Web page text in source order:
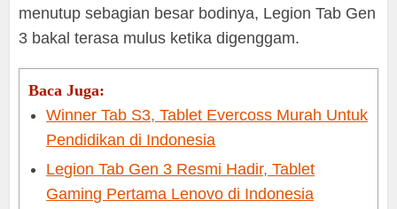
menutup sebagian besar bodinya, Legion Tab Gen
3 bakal terasa mulus ketika digenggam.
Baca Juga:
Winner Tab S3, Tablet Evercoss Murah Untuk
Pendidikan di Indonesia
Legion Tab Gen 3 Resmi Hadir, Tablet
Gaming Pertama Lenovo di Indonesia